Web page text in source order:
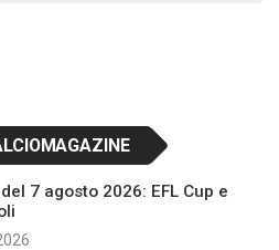
7 agosto 2026: EFL Cup e